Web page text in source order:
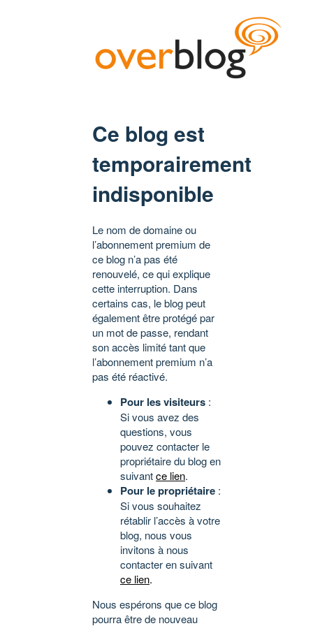
Ce blog est
temporairement
indisponible
Le nom de domaine ou
l’abonnement premium de
ce blog n’a pas été
renouvelé, ce qui explique
cette interruption. Dans
certains cas, le blog peut
également être protégé par
un mot de passe, rendant
son accès limité tant que
l’abonnement premium n’a
pas été réactivé.
Pour les visiteurs :
Si vous avez des
questions, vous
pouvez contacter le
propriétaire du blog en
suivantce lien.
Pour le propriétaire :
Si vous souhaitez
rétablir l’accès à votre
blog, nous vous
invitons à nous
contacter en suivant
ce lien.
Nous espérons que ce blog
pourra être de nouveau